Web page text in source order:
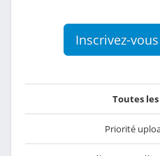
Inscrivez-
Toutes les
Priorité